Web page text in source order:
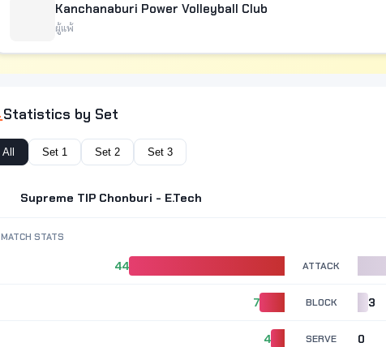
Kanchanaburi Power Volleyball Club
ผู้แพ้
Statistics by Set
All Set 1 Set 2 Set 3
Supreme TIP Chonburi - E.Tech
MATCH STATS
44 ATTACK
7 BLOCK 3
4 SERVE 0